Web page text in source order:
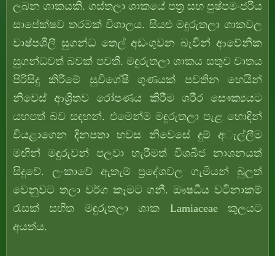
ලබන ශාකයකි. ගස්තලා ශාකයේ පත්‍ර සහ පුෂ්පමංජරිය
සාපේක්ෂව තරමක් විශාලය. සියළු මඳුරුතලා ශාකවල
වාෂ්පශීලී සුගන්ධ තෙල් අඩංගුවන බැවින් ආවේනික
සුගන්ධවත් බවක් පවතී. මඳුරුතලා ශාකය සතුව වාතය
පිරිසිදු කිරීමේ සුවිශේෂී ගුණයක් පවතින හෙයින්
නිවෙස් ආශ්‍රිතව රෝපණය කිරීම ශරීර සෞක්‍යයට
යහපත් බව සඳහන්. එමෙන්ම මඳුරුතලා පැළ හොඳින්
වියළාගෙන දිනපතා හවස නිවෙසේ දුම් අැල්ලීම
මඟින් මඳුරුවන් පලවා හැරීමත් විශබීජ නාශනයත්
සිදුවේ. ලංකාවේ ඇතැම් ප්‍රදේශවල ගැමියන් බුලත්
වෙනුවට තලා වර්ග කෑමට ගනී. ඖෂධීය වටිනාකම්
රැසක් සහිත මඳුරුතලා ශාක Lamiaceae කුලයට
අයත්ය.